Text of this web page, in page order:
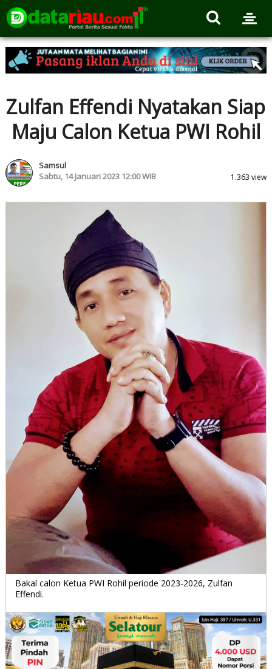
Zulfan Effendi Nyatakan Siap
Maju Calon Ketua PWI Rohil
Samsul
Sabtu, 14 Januari 2023 12:00 WIB
1.363 view
Bakal calon Ketua PWI Rohil periode 2023-2026, Zulfan
Effendi.